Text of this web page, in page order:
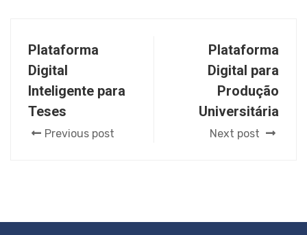
Plataforma
Digital
Inteligente para
Teses
Previous post
Plataforma
Digital para
Produção
Universitária
Next post